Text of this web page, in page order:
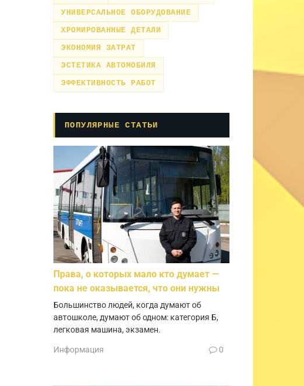
УНИВЕРСАЛЬНОЕ ОБОРУДОВАНИЕ
ХРОМИРОВАННЫЕ ДЕТАЛИ
ЭКОНОМИЯ ЗАТРАТ
ЭСТЕТИКА АВТОМОБИЛЯ
ЭФФЕКТИВНОСТЬ РАБОТ
ПОПУЛЯРНЫЕ СТАТЬИ
Права, о которых мало кто думает —
пока не оказывается, что они нужны
Большинство людей, когда думают об
автошколе, думают об одном: категория Б,
легковая машина, экзамен.
Информация 0